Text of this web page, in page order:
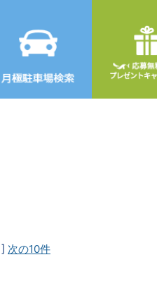
次の10件